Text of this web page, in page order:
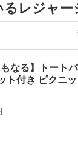
レジャー
なる】トート
ト付き ピクニ